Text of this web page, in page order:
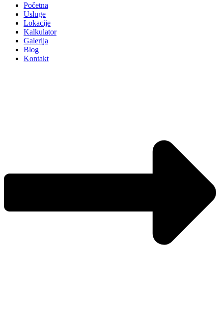
Početna
Usluge
Lokacije
Kalkulator
Galerija
Blog
Kontakt